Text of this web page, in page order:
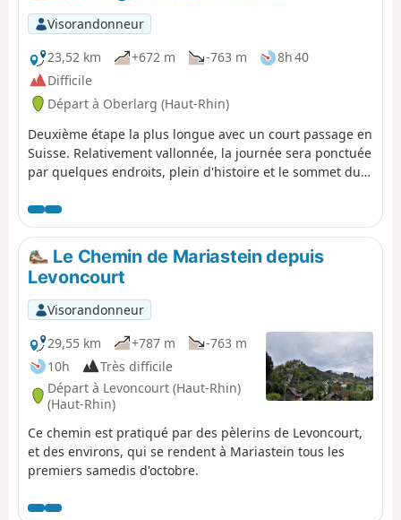
Visorandonneur
23,52 km
+672 m -763 m
8h 40
Difficile
Départ à Oberlarg (Haut-Rhin)
Deuxième étape la plus longue avec un court passage en
Suisse. Relativement vallonnée, la journée sera ponctuée
par quelques endroits, plein d'histoire et le sommet du
Le Chemin de Mariastein depuis
Levoncourt
Visorandonneur
29,55 km
+787 m
-763 m
10h
Très difficile
Départ à Levoncourt (Haut-Rhin)
(Haut-Rhin)
Ce chemin est pratiqué par des pèlerins de Levoncourt,
et des environs, qui se rendent à Mariastein tous les
premiers samedis d'octobre.